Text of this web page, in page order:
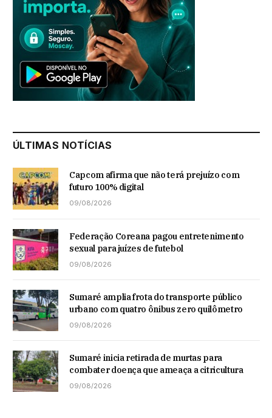
ÚLTIMAS NOTÍCIAS
Capcom afirma que não terá prejuízo com
futuro 100% digital
09/08/2026
Federação Coreana pagou entretenimento
sexual para juízes de futebol
09/08/2026
Sumaré amplia frota do transporte público
urbano com quatro ônibus zero quilômetro
09/08/2026
Sumaré inicia retirada de murtas para
combater doença que ameaça a citricultura
09/08/2026